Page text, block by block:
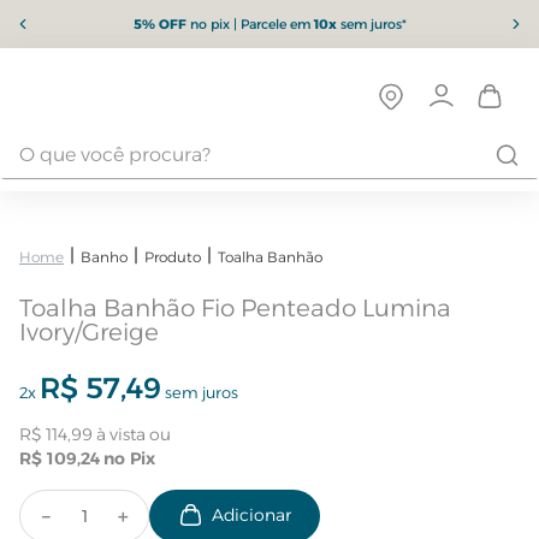
5% OFFno pix | Parcele em10xsem juros*
Banho Produto Toalha Banhão
Toalha Banhão Fio Penteado Lumina
Ivory/Greige
2x R$ 57,49 sem juros
R$ 114,99
R$ 109,24
＋
－